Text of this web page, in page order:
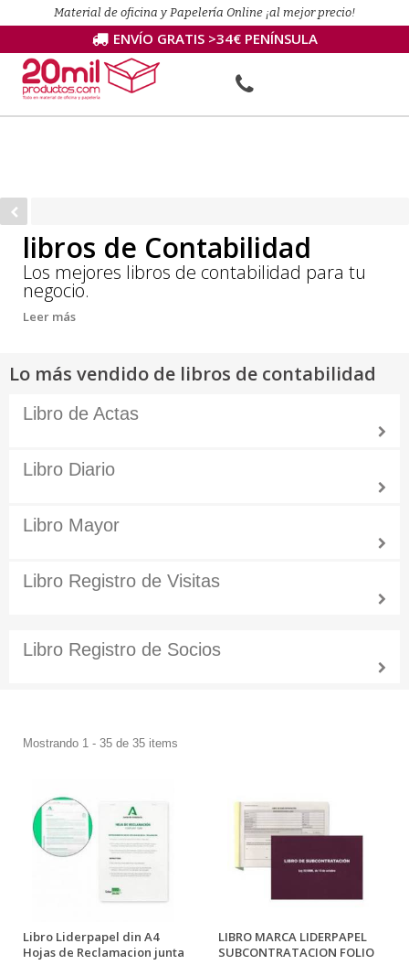
Material de oficina y Papelería Online ¡al mejor precio!
ENVÍO GRATIS >34€ PENÍNSULA
libros de Contabilidad
Los mejores libros de contabilidad para tu
negocio.
Leer más
Lo más vendido de libros de contabilidad
Libro de Actas
Libro Diario
Libro Mayor
Libro Registro de Visitas
Libro Registro de Socios
Mostrando 1 - 35 de 35 items
Libro Liderpapel din A4
Hojas de Reclamacion junta
LIBRO MARCA LIDERPAPEL
SUBCONTRATACION FOLIO